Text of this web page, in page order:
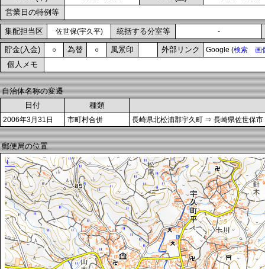
営業日の特例等
集配担当区 佐世保(宇久平) 統括する分室等 -
貯金(入金) ○ 為替 ○ 風景印 外部リンク Google (検索 画
個人メモ
自治体名称の変遷
日付
種類
2006年3月31日 市町村合併 長崎県北松浦郡宇久町 ⇒ 長崎県佐世保市
郵便局の位置